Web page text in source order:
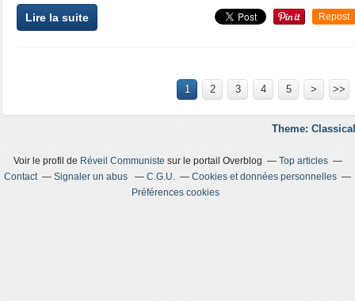
Lire la suite Repost
1 2 3 4 5 > >>
Theme:
Voir le profil de Réveil Communiste sur le portail Overblog
Top articles
Contact
Signaler un abus C.G.U.
Cookies et données personnelles
Préférences cookies